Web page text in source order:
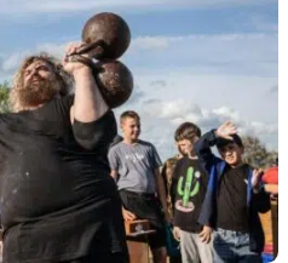
Gyvenimas
Horoskopai
Laisvalaikis
Maistas
Sveikata
Technologijos
Indėlių palūkanos